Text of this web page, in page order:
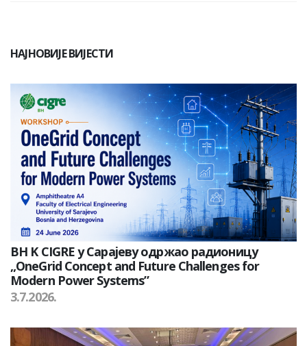
НАЈНОВИЈЕ ВИЈЕСТИ
BH K CIGRE у Сарајеву одржао радионицу
„OneGrid Concept and Future Challenges for
Modern Power Systems”
3.7.2026.